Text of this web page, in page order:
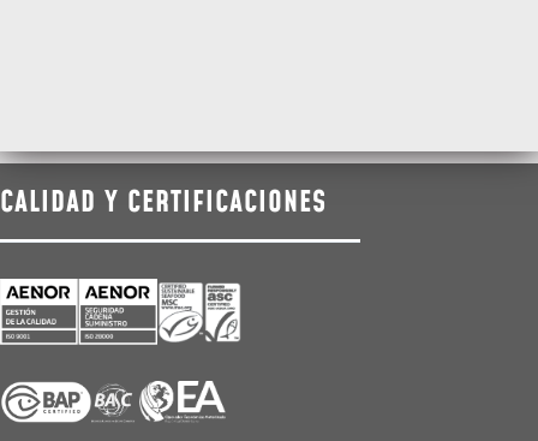
CALIDAD Y CERTIFICACIONES